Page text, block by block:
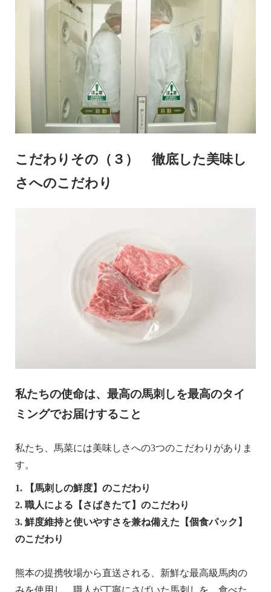
こだわりその（３） 徹底した美味し
さへのこだわり
私たちの使命は、最高の馬刺しを最高のタイ
ミングでお届けすること
私たち、馬菜には美味しさへの3つのこだわりがありま
す。
1. 【馬刺しの鮮度】のこだわり
2. 職人による【さばきたて】のこだわり
3. 鮮度維持と使いやすさを兼ね備えた【個食パック】
のこだわり
熊本の提携牧場から直送される、新鮮な最高級馬肉の
みを使用し、職人が丁寧にさばいた馬刺しを、食べた